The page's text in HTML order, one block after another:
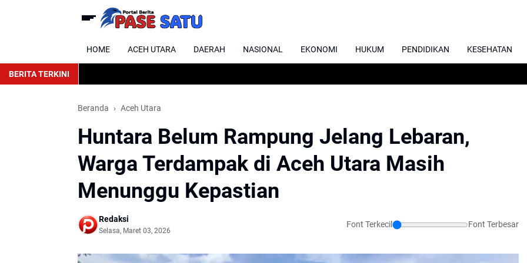
HOME ACEH UTARA DAERAH NASIONAL EKONOMI HUKUM PENDIDIKAN KESEHATAN
BERITA TERKINI
Beranda Aceh Utara
Huntara Belum Rampung Jelang Lebaran,
Warga Terdampak di Aceh Utara Masih
Menunggu Kepastian
Redaksi
Selasa, Maret 03, 2026
Font Terkecil Font Terbesar